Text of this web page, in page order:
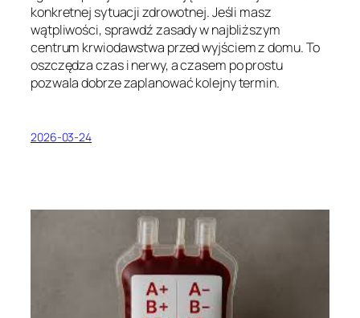
konkretnej sytuacji zdrowotnej. Jeśli masz
wątpliwości, sprawdź zasady w najbliższym
centrum krwiodawstwa przed wyjściem z domu. To
oszczędza czas i nerwy, a czasem po prostu
pozwala dobrze zaplanować kolejny termin.
2026-03-24